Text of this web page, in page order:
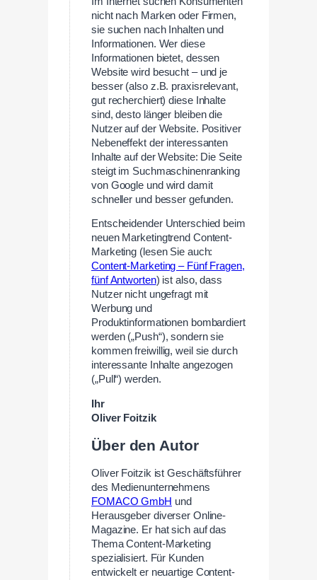
nicht nach Marken oder Firmen,
sie suchen nach Inhalten und
Informationen. Wer diese
Informationen bietet, dessen
Website wird besucht – und je
besser (also z.B. praxisrelevant,
gut recherchiert) diese Inhalte
sind, desto länger bleiben die
Nutzer auf der Website. Positiver
Nebeneffekt der interessanten
Inhalte auf der Website: Die Seite
steigt im Suchmaschinenranking
von Google und wird damit
schneller und besser gefunden.
Entscheidender Unterschied beim
neuen Marketingtrend Content-
Marketing (lesen Sie auch:
Content-Marketing – Fünf Fragen,
fünf Antworten) ist also, dass
Nutzer nicht ungefragt mit
Werbung und
Produktinformationen bombardiert
werden („Push“), sondern sie
kommen freiwillig, weil sie durch
interessante Inhalte angezogen
(„Pull“) werden.
Ihr
Oliver Foitzik
Über den Autor
Oliver Foitzik ist Geschäftsführer
des Medienunternehmens
FOMACO GmbH und
Herausgeber diverser Online-
Magazine. Er hat sich auf das
Thema Content-Marketing
spezialisiert. Für Kunden
entwickelt er neuartige Content-